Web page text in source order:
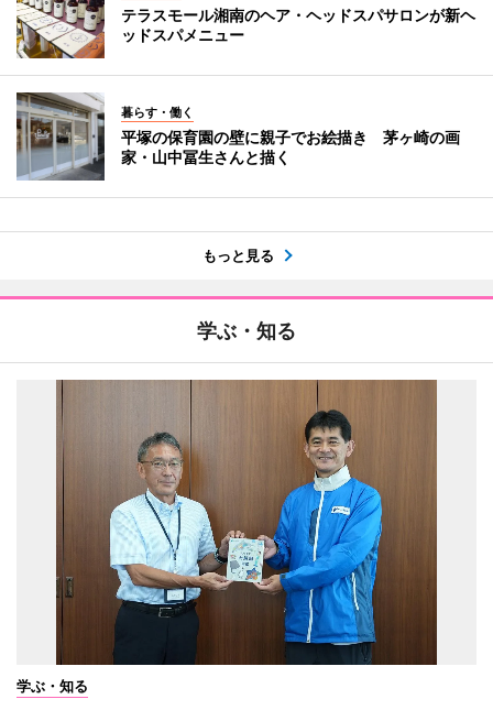
テラスモール湘南のヘア・ヘッドスパサロンが新ヘ
ッドスパメニュー
暮らす・働く
平塚の保育園の壁に親子でお絵描き 茅ヶ崎の画
家・山中冨生さんと描く
もっと見る
学ぶ・知る
学ぶ・知る